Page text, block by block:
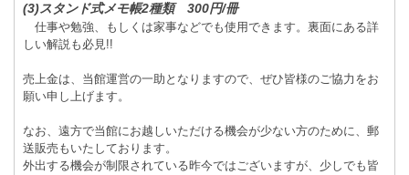
(3)スタンド式メモ帳2種類 300円/冊
仕事や勉強、もしくは家事などでも使用できます。裏面にある詳
しい解説も必見!!
売上金は、当館運営の一助となりますので、ぜひ皆様のご協力をお
願い申し上げます。
なお、遠方で当館にお越しいただける機会が少ない方のために、郵
送販売もいたしております。
外出する機会が制限されている昨今ではございますが、少しでも皆